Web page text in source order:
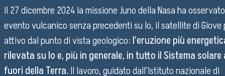
Il 27 dicembre 2024 la missione Juno della Nasa ha
evento vulcanico senza precedenti su Io, il satellite di Giove
attivo dal punto di vista geologico: l’eruzione più
rilevata su Io e, più in generale, in tutto il Sistema solare
fuori della Terra. Il lavoro, guidato dall’Istituto nazionale di
Seminars
Pubblico Scuole e Università
Eventi e Manifestazioni
Attività per le scuole